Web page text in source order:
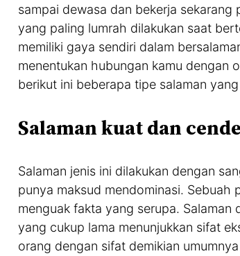
sampai dewasa dan bekerja
yang paling lumrah dilakukan saat
memiliki gaya sendiri dalam
menentukan hubungan kamu dengan
berikut ini beberapa tipe salaman
Salaman kuat dan
Salaman jenis ini dilakukan dengan
punya maksud mendominasi.
menguak fakta yang serupa.
yang cukup lama menunjukkan sifat
orang dengan sifat demikian